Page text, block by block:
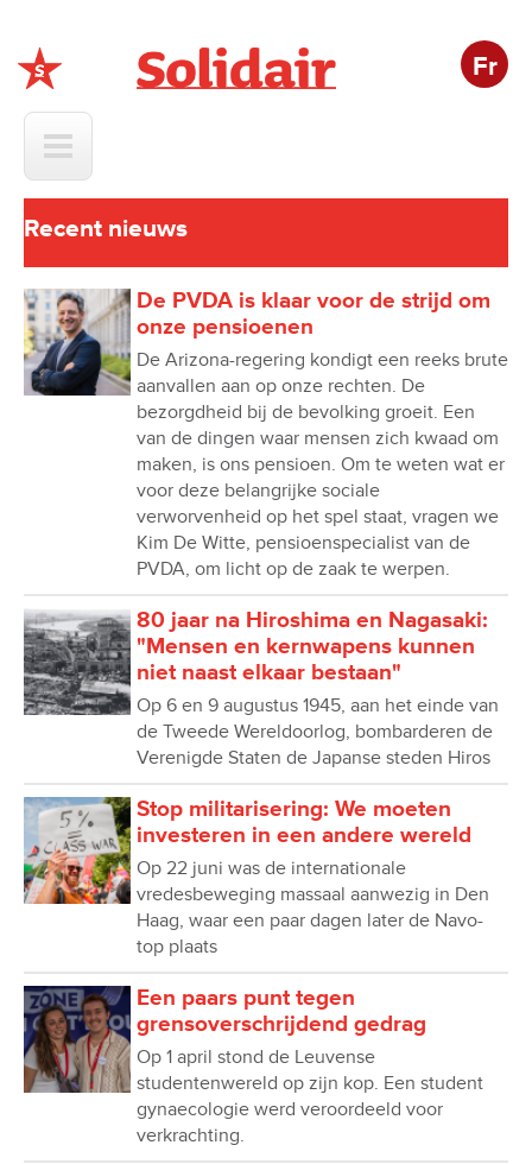
Fr
Solidair
Recent nieuws
De PVDA is klaar voor de strijd om
onze pensioenen
De Arizona-regering kondigt een reeks brute
aanvallen aan op onze rechten. De
bezorgdheid bij de bevolking groeit. Een
van de dingen waar mensen zich kwaad om
maken, is ons pensioen. Om te weten wat er
voor deze belangrijke sociale
verworvenheid op het spel staat, vragen we
Kim De Witte, pensioenspecialist van de
PVDA, om licht op de zaak te werpen.
80 jaar na Hiroshima en Nagasaki:
"Mensen en kernwapens kunnen
niet naast elkaar bestaan"
Op 6 en 9 augustus 1945, aan het einde van
de Tweede Wereldoorlog, bombarderen de
Verenigde Staten de Japanse steden Hiros
Stop militarisering: We moeten
investeren in een andere wereld
Op 22 juni was de internationale
vredesbeweging massaal aanwezig in Den
Haag, waar een paar dagen later de Navo-
top plaats
Een paars punt tegen
grensoverschrijdend gedrag
Op 1 april stond de Leuvense
studentenwereld op zijn kop. Een student
gynaecologie werd veroordeeld voor
verkrachting.